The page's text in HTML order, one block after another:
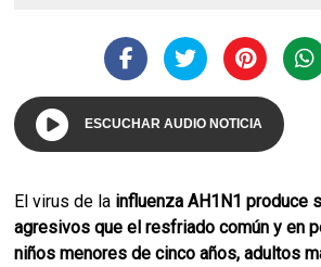
ESCUCHAR AUDIO NOTICIA
El virus de la influenza AH1N1 produce
agresivos que el resfriado común y en
niños menores de cinco años, adultos